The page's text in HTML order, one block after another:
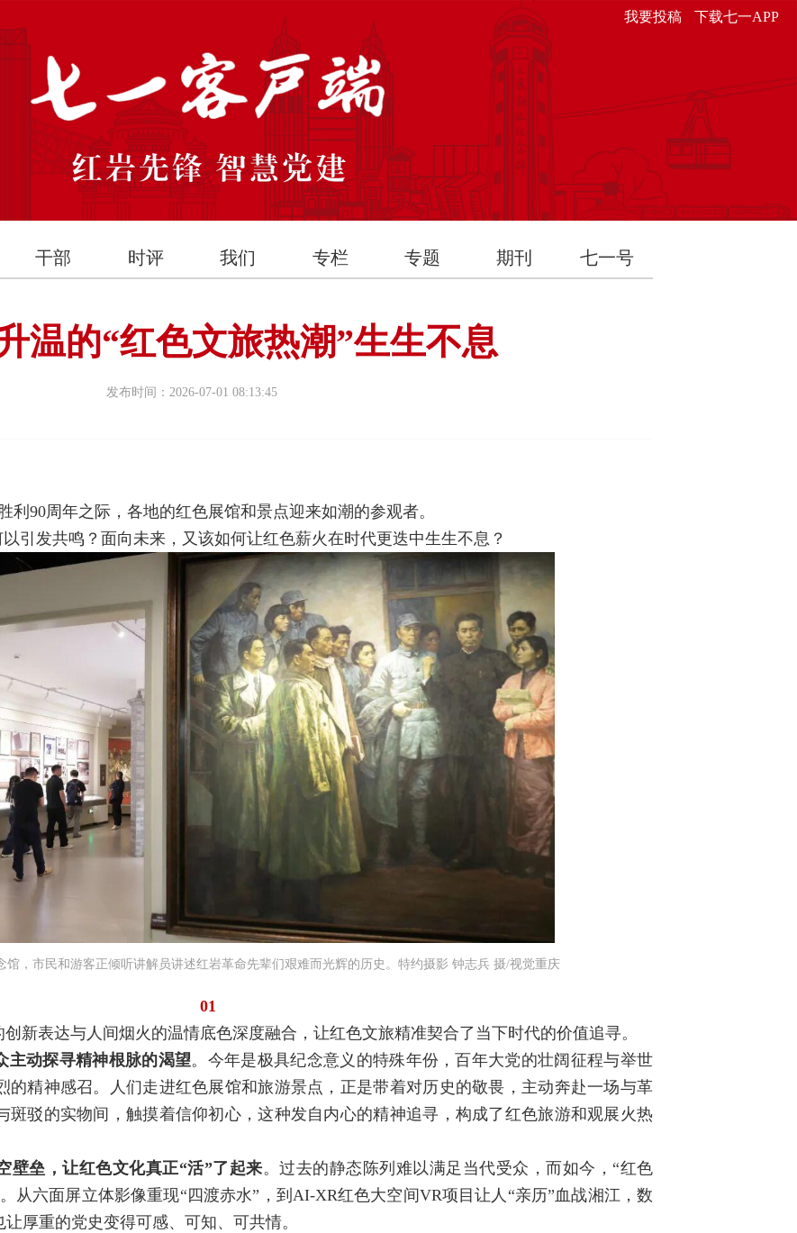
我要投稿 下载七一APP
干部 时评 我们 专栏 专题 期刊 七一号
温的“红色文旅热潮”生生不息
发布时间：2026-07-01 08:13:45
利90周年之际，各地的红色展馆和景点迎来如潮的参观者。
引发共鸣？面向未来，又该如何让红色薪火在时代更迭中生生不息？
馆，市民和游客正倾听讲解员讲述红岩革命先辈们艰难而光辉的历史。特约摄影 钟志兵 摄/视觉重庆
01
新表达与人间烟火的温情底色深度融合，让红色文旅精准契合了当下时代的价值追寻。
主动探寻精神根脉的渴望。今年是极具纪念意义的特殊年份，百年大党的壮阔征程与举世
的精神感召。人们走进红色展馆和旅游景点，正是带着对历史的敬畏，主动奔赴一场与革
斑驳的实物间，触摸着信仰初心，这种发自内心的精神追寻，构成了红色旅游和观展火热
壁垒，让红色文化真正“活”了起来。过去的静态陈列难以满足当代受众，而如今，“红色
从六面屏立体影像重现“四渡赤水”，到AI-XR红色大空间VR项目让人“亲历”血战湘江，数
厚重的党史变得可感、可知、可共情。